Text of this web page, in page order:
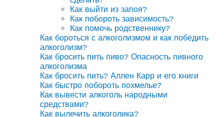
Как выйти из запоя?
Как побороть зависимость?
Как помочь родственнику?
Как бороться с алкоголизмом и как победить
алкоголизм?
Как бросить пить пиво? Опасность пивного
алкоголизма
Как бросить пить? Аллен Карр и его книги
Как быстро побороть похмелье?
Как вывести алкоголь народными
средствами?
Как вылечить алкоголика?